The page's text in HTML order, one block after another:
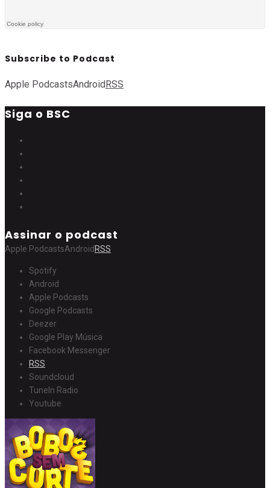
Subscribe to Podcast
Apple PodcastsAndroidRSS
Siga o BSC
Assinar o podcast
Apple PodcastsAndroid RSS
Spotify
Android
Apple Podcasts
Google Podcasts
Deezer
Google Play Música
Facebook Messenger
RSS
Soundcloud
TuneIn Radio
Youtube